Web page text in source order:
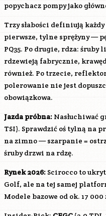
popychacz pompy jako
Trzy słabości definiują
pierwsze, tylne sprężyny —
PQ35. Po drugie, rdza:
rdzewieją fabrycznie,
również. Po trzecie,
polerowanie nie jest
obowiązkowa.
Jazda próbna: Nasłuchiwać
TSI). Sprawdzić oś tylną na
na zimno — szarpanie =
śruby drzwi na rdzę.
Rynek 2026: Scirocco to
Golf, ale na tej samej
Modele bazowe od ok. 17 000